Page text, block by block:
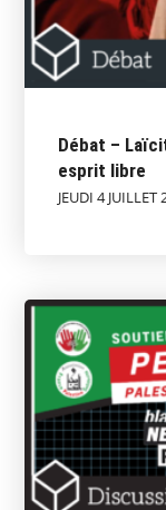
Débat –
esprit libre
JEUDI 4